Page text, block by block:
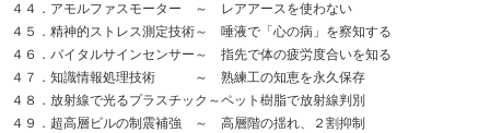
４４．アモルファスモーター ～ レアアースを使わない
４５．精神的ストレス測定技術～ 唾液で「心の病」を察知する
４６．バイタルサインセンサー～ 指先で体の疲労度合いを知る
４７．知識情報処理技術 ～ 熟練工の知恵を永久保存
４８．放射線で光るプラスチック～ペット樹脂で放射線判別
４９．超高層ビルの制震補強 ～ 高層階の揺れ、２割抑制